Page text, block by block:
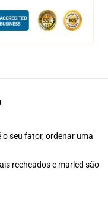
o seu fator, ordenar uma
recheados e marled são